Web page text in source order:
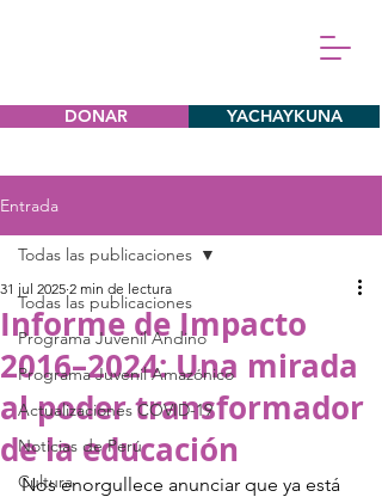
DONAR YACHAYKUNA
Entrada
Todas las publicaciones
Programa Juvenil Andino
Programa Juvenil Amazónico
Actualizaciones COVID-19
Noticias de Perú
Cultura
Todas las publicaciones
Informe de Impacto
2016–2024: Una mirada
al poder transformador
de la educación
31 jul 2025 2 min de lectura
Nos enorgullece anunciar que ya está